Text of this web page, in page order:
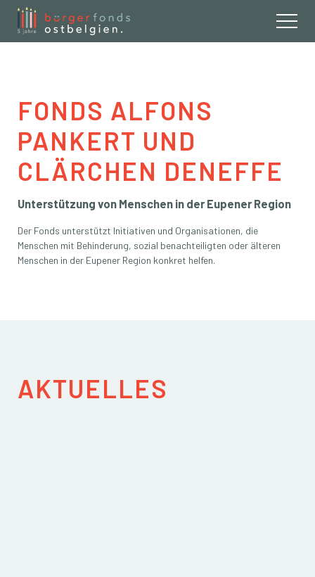
Buergerfond
FONDS ALFONS
PANKERT UND
CLÄRCHEN DENEFFE
Unterstützung von Menschen in der Eupener Region
Der Fonds unterstützt Initiativen und Organisationen, die
Menschen mit Behinderung, sozial benachteiligten oder älteren
Menschen in der Eupener Region konkret helfen.
AKTUELLES